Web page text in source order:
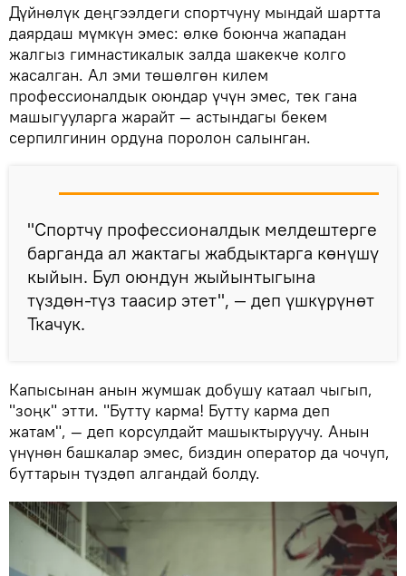
Дүйнөлүк деңгээлдеги спортчуну мындай шартта
даярдаш мүмкүн эмес: өлкө боюнча жападан
жалгыз гимнастикалык залда шакекче колго
жасалган. Ал эми төшөлгөн килем
профессионалдык оюндар үчүн эмес, тек гана
машыгууларга жарайт — астындагы бекем
серпилгинин ордуна поролон салынган.
"Спортчу профессионалдык мелдештерге
барганда ал жактагы жабдыктарга көнүшү
кыйын. Бул оюндун жыйынтыгына
түздөн-түз таасир этет", — деп үшкүрүнөт
Ткачук.
Капысынан анын жумшак добушу катаал чыгып,
"зоңк" этти. "Бутту карма! Бутту карма деп
жатам", — деп корсулдайт машыктыруучу. Анын
үнүнөн башкалар эмес, биздин оператор да чочуп,
буттарын түздөп алгандай болду.